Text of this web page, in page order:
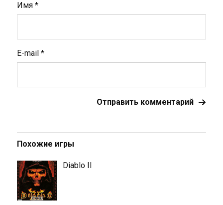
Имя *
E-mail *
Похожие игры
Diablo II